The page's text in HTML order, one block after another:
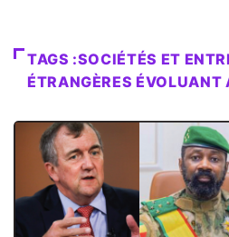
TAGS :SOCIÉTÉS ET
ÉTRANGÈRES ÉVOLUANT